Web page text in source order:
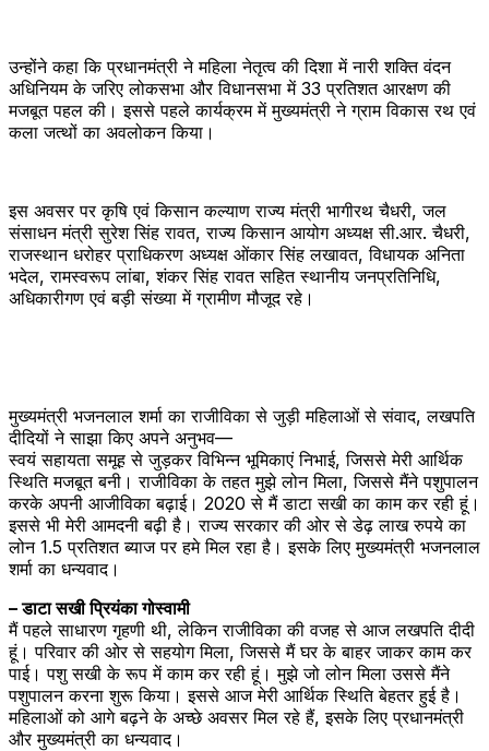
उन्होंने कहा कि प्रधानमंत्री ने महिला नेतृत्व की दिशा में नारी शक्ति वंदन
अधिनियम के जरिए लोकसभा और विधानसभा में 33 प्रतिशत आरक्षण की
मजबूत पहल की। इससे पहले कार्यक्रम में मुख्यमंत्री ने ग्राम विकास रथ एवं
कला जत्थों का अवलोकन किया।
इस अवसर पर कृषि एवं किसान कल्याण राज्य मंत्री भागीरथ चैधरी, जल
संसाधन मंत्री सुरेश सिंह रावत, राज्य किसान आयोग अध्यक्ष सी.आर. चैधरी,
राजस्थान धरोहर प्राधिकरण अध्यक्ष ओंकार सिंह लखावत, विधायक अनिता
भदेल, रामस्वरूप लांबा, शंकर सिंह रावत सहित स्थानीय जनप्रतिनिधि,
अधिकारीगण एवं बड़ी संख्या में ग्रामीण मौजूद रहे।
मुख्यमंत्री भजनलाल शर्मा का राजीविका से जुड़ी महिलाओं से संवाद, लखपति
दीदियों ने साझा किए अपने अनुभव—
स्वयं सहायता समूह से जुड़कर विभिन्न भूमिकाएं निभाई, जिससे मेरी आर्थिक
स्थिति मजबूत बनी। राजीविका के तहत मुझे लोन मिला, जिससे मैंने पशुपालन
करके अपनी आजीविका बढ़ाई। 2020 से मैं डाटा सखी का काम कर रही हूं।
इससे भी मेरी आमदनी बढ़ी है। राज्य सरकार की ओर से डेढ़ लाख रुपये का
लोन 1.5 प्रतिशत ब्याज पर हमे मिल रहा है। इसके लिए मुख्यमंत्री भजनलाल
शर्मा का धन्यवाद।
– डाटा सखी प्रियंका गोस्वामी
मैं पहले साधारण गृहणी थी, लेकिन राजीविका की वजह से आज लखपति दीदी
हूं। परिवार की ओर से सहयोग मिला, जिससे मैं घर के बाहर जाकर काम कर
पाई। पशु सखी के रूप में काम कर रही हूं। मुझे जो लोन मिला उससे मैंने
पशुपालन करना शुरू किया। इससे आज मेरी आर्थिक स्थिति बेहतर हुई है।
महिलाओं को आगे बढ़ने के अच्छे अवसर मिल रहे हैं, इसके लिए प्रधानमंत्री
और मुख्यमंत्री का धन्यवाद।